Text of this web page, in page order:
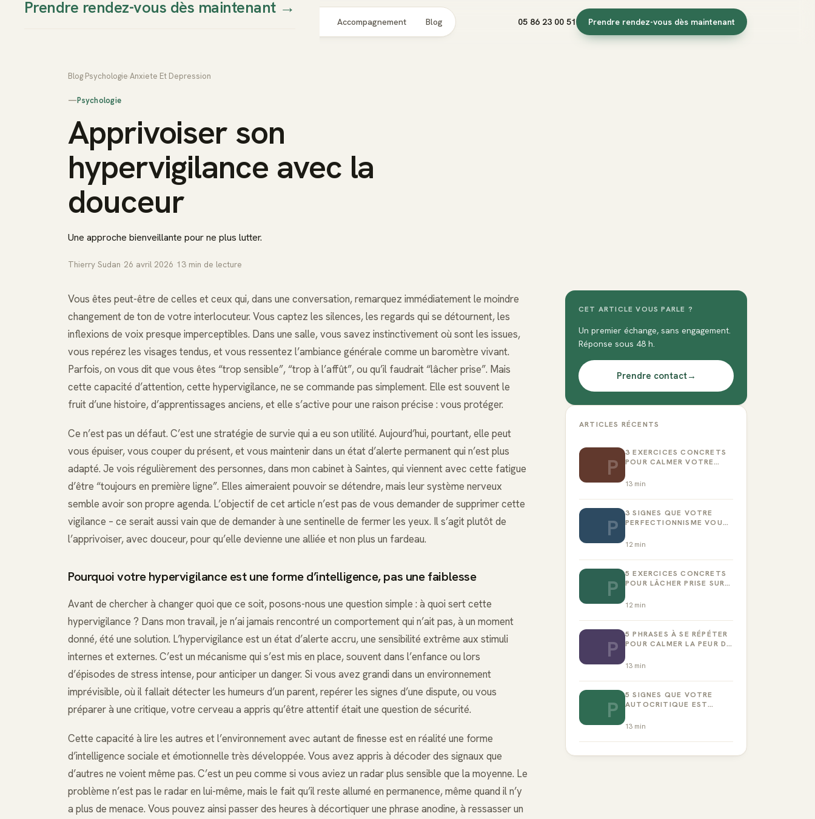
Accompagnement Blog 05 86 23 00 51 Prendre rendez-vous dès maintenant
Prendre rendez-vous dès maintenant→
Blog Psychologie Anxiete Et Depression
—Psychologie
Apprivoiser son
hypervigilance avec la
douceur
Une approche bienveillante pour ne plus lutter.
Thierry Sudan 26 avril 2026 13 min de lecture
Vous êtes peut-être de celles et ceux qui, dans une conversation, remarquez immédiatement le moindre
changement de ton de votre interlocuteur. Vous captez les silences, les regards qui se détournent, les
inflexions de voix presque imperceptibles. Dans une salle, vous savez instinctivement où sont les issues,
vous repérez les visages tendus, et vous ressentez l’ambiance générale comme un baromètre vivant.
Parfois, on vous dit que vous êtes “trop sensible”, “trop à l’affût”, ou qu’il faudrait “lâcher prise”. Mais
cette capacité d’attention, cette hypervigilance, ne se commande pas simplement. Elle est souvent le
fruit d’une histoire, d’apprentissages anciens, et elle s’active pour une raison précise : vous protéger.
Ce n’est pas un défaut. C’est une stratégie de survie qui a eu son utilité. Aujourd’hui, pourtant, elle peut
vous épuiser, vous couper du présent, et vous maintenir dans un état d’alerte permanent qui n’est plus
adapté. Je vois régulièrement des personnes, dans mon cabinet à Saintes, qui viennent avec cette fatigue
d’être “toujours en première ligne”. Elles aimeraient pouvoir se détendre, mais leur système nerveux
semble avoir son propre agenda. L’objectif de cet article n’est pas de vous demander de supprimer cette
vigilance – ce serait aussi vain que de demander à une sentinelle de fermer les yeux. Il s’agit plutôt de
l’apprivoiser, avec douceur, pour qu’elle devienne une alliée et non plus un fardeau.
Pourquoi votre hypervigilance est une forme d’intelligence, pas une faiblesse
Avant de chercher à changer quoi que ce soit, posons-nous une question simple : à quoi sert cette
hypervigilance ? Dans mon travail, je n’ai jamais rencontré un comportement qui n’ait pas, à un moment
donné, été une solution. L’hypervigilance est un état d’alerte accru, une sensibilité extrême aux stimuli
internes et externes. C’est un mécanisme qui s’est mis en place, souvent dans l’enfance ou lors
d’épisodes de stress intense, pour anticiper un danger. Si vous avez grandi dans un environnement
imprévisible, où il fallait détecter les humeurs d’un parent, repérer les signes d’une dispute, ou vous
préparer à une critique, votre cerveau a appris qu’être attentif était une question de sécurité.
Cette capacité à lire les autres et l’environnement avec autant de finesse est en réalité une forme
d’intelligence sociale et émotionnelle très développée. Vous avez appris à décoder des signaux que
d’autres ne voient même pas. C’est un peu comme si vous aviez un radar plus sensible que la moyenne. Le
problème n’est pas le radar en lui-même, mais le fait qu’il reste allumé en permanence, même quand il n’y
a plus de menace. Vous pouvez ainsi passer des heures à décortiquer une phrase anodine, à ressasser un
CET ARTICLE VOUS PARLE ?
Un premier échange, sans engagement.
Réponse sous 48 h.
Prendre contact→
ARTICLES RÉCENTS
P
3 EXERCICES CONCRETS
POUR CALMER VOTRE
13 min
P
3 SIGNES QUE VOTRE
PERFECTIONNISME VOUS
12min
P
5 EXERCICES CONCRETS
POUR LÂCHER PRISE SUR
12min
P
5 PHRASES À SE RÉPÉTER
POUR CALMER LA PEUR DE
13 min
P
5 SIGNES QUE VOTRE
AUTOCRITIQUE EST
13 min